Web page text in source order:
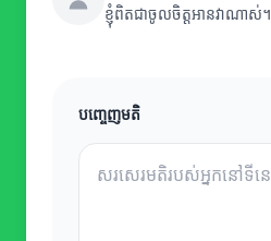
ខ្ញុំពិតជាចូលចិត្តអានវាណាស់។
បញ្ចេញមតិ